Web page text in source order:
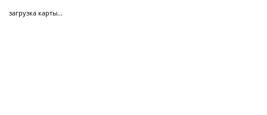
загрузка карты...